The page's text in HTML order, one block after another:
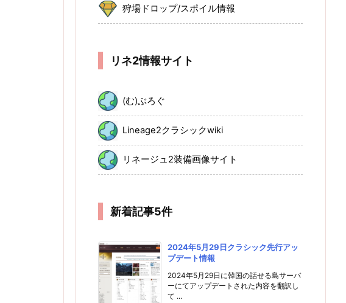
狩場ドロップ/スポイル情報
リネ2情報サイト
(む)ぶろぐ
Lineage2クラシックwiki
リネージュ2装備画像サイト
新着記事5件
2024年5月29日クラシック先行アッ
プデート情報
2024年5月29日に韓国の話せる島サーバ
ーにてアップデートされた内容を翻訳し
て ...